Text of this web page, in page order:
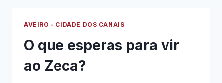
AVEIRO - CIDADE DOS CANAIS
O que esperas para vir
ao Zeca?